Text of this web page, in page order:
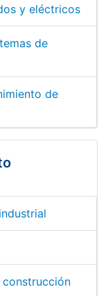
y eléctricos
de
de